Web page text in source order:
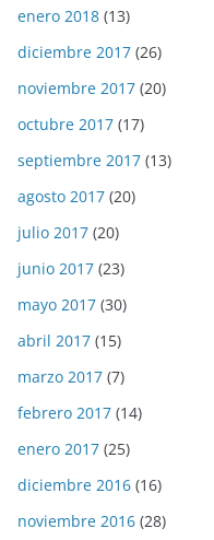
enero 2018 (13)
diciembre 2017 (26)
noviembre 2017 (20)
octubre 2017 (17)
septiembre 2017 (13)
agosto 2017 (20)
julio 2017 (20)
junio 2017 (23)
mayo 2017 (30)
abril 2017 (15)
marzo 2017 (7)
febrero 2017 (14)
enero 2017 (25)
diciembre 2016 (16)
noviembre 2016 (28)